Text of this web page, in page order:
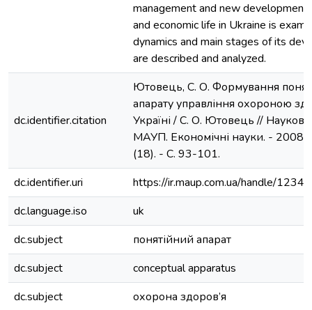
management and new
and economic life in Ukraine is
dynamics and main stages of its
are described and analyzed.
dc.identifier.citation
Ютовець, С. О. Формування
апарату управління охороною
Україні / С. О. Ютовець // Наукові
МАУП. Економічні науки. - 2008.
(18). - С. 93-101.
dc.identifier.uri
https://ir.maup.com.ua/handle/
dc.language.iso
uk
dc.subject
понятійний апарат
dc.subject
conceptual apparatus
dc.subject
охорона здоров’я